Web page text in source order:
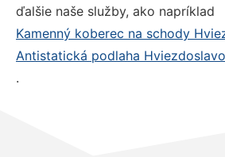
ďalšie naše služby, ako napríklad
Kamenný koberec na schody
Antistatická podlaha
.